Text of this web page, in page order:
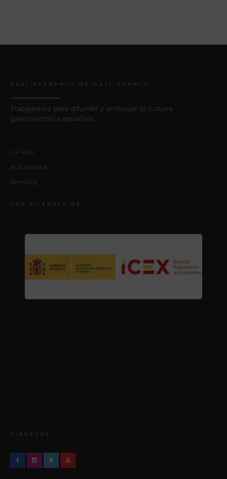
Real Academia de Gastronomía
Trabajamos para difundir y proteger la cultura
gastronómica española.
La RAG
Actualidad
Premios
Con el apoyo de:
Síguenos